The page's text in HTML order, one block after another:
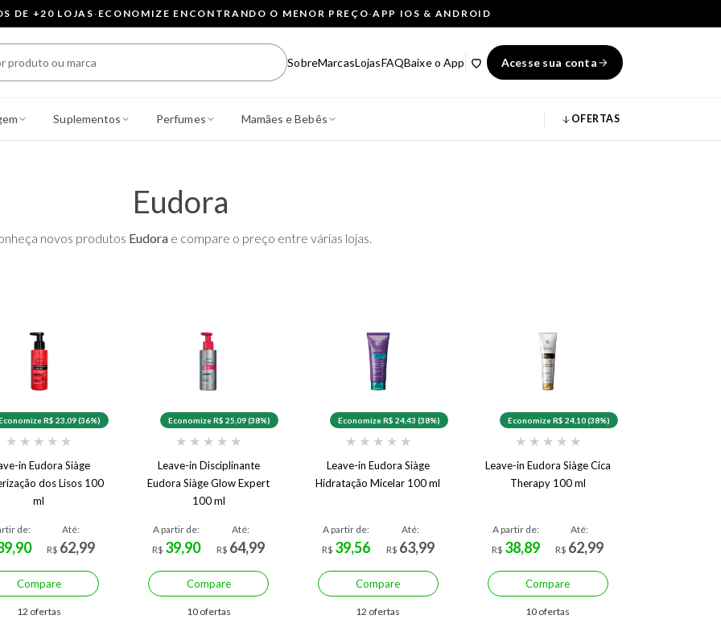
DE +20 LOJAS· ECONOMIZE ENCONTRANDO O MENOR PREÇO·APP IOS & ANDROID
SobreMarcasLojasFAQBaixe o App Acesse sua conta
Suplementos Perfumes Mamães e Bebês OFERTAS
Eudora
novos produtos Eudora e compare o preço entre várias lojas.
R$ 23,09 (36%)
★ ★ ★ ★ ★
in Eudora Siàge
dos Lisos 100
ml
de:
Até:
R$ 62,99
Compare
12 ofertas
Economize R$ 25,09 (38%)
★ ★ ★ ★ ★
Leave-in Disciplinante
Eudora Siàge Glow Expert
100 ml
A partir de:
R$ 39,90
Até:
R$ 64,99
Compare
10 ofertas
Economize R$ 24,43 (38%)
★ ★ ★ ★ ★
Leave-in Eudora Siàge
Hidratação Micelar 100 ml
A partir de:
R$ 39,56
Até:
R$ 63,99
Compare
12 ofertas
Economize R$ 24,10 (38%)
★ ★ ★ ★ ★
Leave-in Eudora Siàge Cica
Therapy 100 ml
A partir de:
R$ 38,89
Até:
R$ 62,99
Compare
10 ofertas